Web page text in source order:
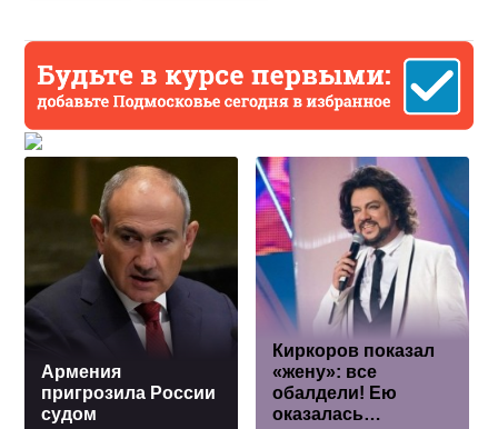
Армения
пригрозила России
судом
Киркоров показал
«жену»: все
обалдели! Ею
оказалась…